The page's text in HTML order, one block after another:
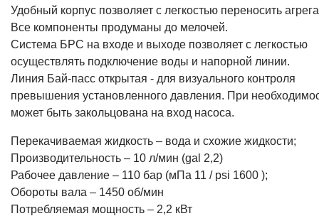
Удобный корпус позволяет с легкостью переносить
Все компоненты продуманы до мелочей.
Система БРС на входе и выходе позволяет с легкостью
осуществлять подключение воды и напорной линии.
Линия Бай-пасс открытая - для визуального контроля
превышения установленного давления. При
может быть закольцована на вход насоса.
Перекачиваемая жидкость – вода и схожие жидкости;
Производительность – 10 л/мин (gal 2,2)
Рабочее давление – 110 бар (мПа 11 / psi 1600 );
Обороты вала – 1450 об/мин
Потребляемая мощность – 2,2 кВт